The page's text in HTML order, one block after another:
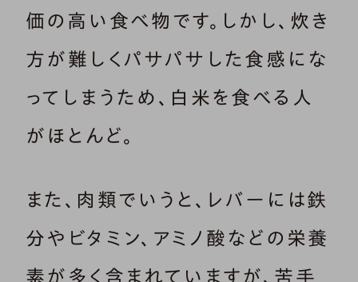
価の高い食べ物です。しかし、炊き
方が難しくパサパサした食感にな
ってしまうため、白米を食べる人
がほとんど。
また、肉類でいうと、レバーには鉄
分やビタミン、アミノ酸などの栄養
素が多く含まれていますが、苦手